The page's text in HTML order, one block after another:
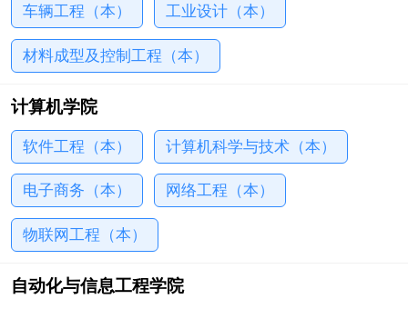
车辆工程（本） 工业设计（本）
材料成型及控制工程（本）
计算机学院
软件工程（本） 计算机科学与技术（本）
电子商务（本） 网络工程（本）
物联网工程（本）
自动化与信息工程学院